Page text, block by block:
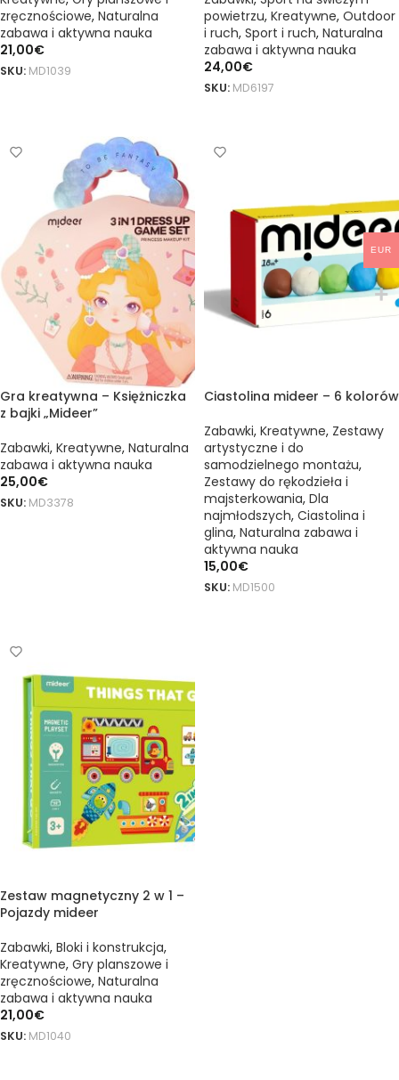
zręcznościowe, Naturalna
zabawa i aktywna nauka
21,00€
SKU: MD1039
powietrzu, Kreatywne, Outdoor
i ruch, Sport i ruch, Naturalna
zabawa i aktywna nauka
24,00€
SKU: MD6197
Gra kreatywna – Księżniczka
z bajki „Mideer”
Zabawki, Kreatywne, Naturalna
zabawa i aktywna nauka
25,00€
SKU: MD3378
Ciastolina mideer – 6 kolorów
Zabawki, Kreatywne, Zestawy
artystyczne i do
samodzielnego montażu,
Zestawy do rękodzieła i
majsterkowania, Dla
najmłodszych, Ciastolina i
glina, Naturalna zabawa i
aktywna nauka
15,00€
SKU: MD1500
Zestaw magnetyczny 2 w 1 –
Pojazdy mideer
Zabawki, Bloki i konstrukcja,
Kreatywne, Gry planszowe i
zręcznościowe, Naturalna
zabawa i aktywna nauka
21,00€
SKU: MD1040
EUR